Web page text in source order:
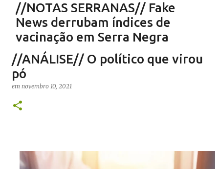
//NOTAS SERRANAS// Fake
News derrubam índices de
vacinação em Serra Negra
agosto 07, 2026
SALETE SILVA SAÚDE SERRA NEGRA VACINAÇÃO SERRA NEGRA
//ANÁLISE// O político que virou
pó
em novembro 10, 2021